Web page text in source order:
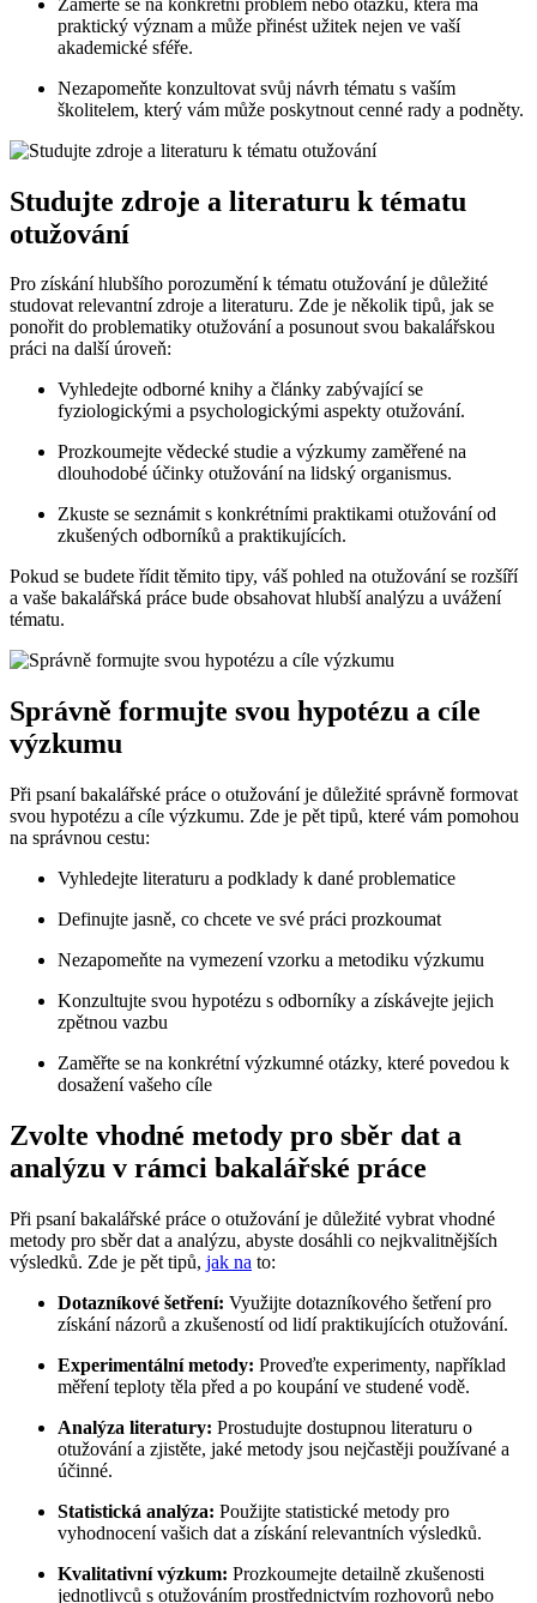
praktický význam a může přinést užitek nejen ve vaší
akademické sféře.
Nezapomeňte konzultovat svůj návrh tématu s vaším
školitelem, který vám může poskytnout cenné rady a podněty.
Studujte zdroje a literaturu k tématu
otužování
Pro získání hlubšího porozumění k tématu otužování je důležité
studovat relevantní zdroje a literaturu. Zde je několik tipů, jak se
ponořit do problematiky otužování a posunout svou bakalářskou
práci na další úroveň:
Vyhledejte odborné knihy a články zabývající se
fyziologickými a psychologickými aspekty otužování.
Prozkoumejte vědecké studie a výzkumy zaměřené na
dlouhodobé účinky otužování na lidský organismus.
Zkuste se seznámit s konkrétními praktikami otužování od
zkušených odborníků a praktikujících.
Pokud se budete řídit těmito tipy, váš pohled na otužování se rozšíří
a vaše bakalářská práce bude obsahovat hlubší analýzu a uvážení
tématu.
Správně formujte svou hypotézu a cíle
výzkumu
Při psaní bakalářské práce o otužování je důležité správně formovat
svou hypotézu a cíle výzkumu. Zde je pět tipů, které vám pomohou
na správnou cestu:
Vyhledejte literaturu a podklady k dané problematice
Definujte jasně, co chcete ve své práci prozkoumat
Nezapomeňte na vymezení vzorku a metodiku výzkumu
Konzultujte svou hypotézu s odborníky a získávejte jejich
zpětnou vazbu
Zaměřte se na konkrétní výzkumné otázky, které povedou k
dosažení vašeho cíle
Zvolte vhodné metody pro sběr dat a
analýzu v rámci bakalářské práce
Při psaní bakalářské práce o otužování je důležité vybrat vhodné
metody pro sběr dat a analýzu, abyste dosáhli co nejkvalitnějších
výsledků. Zde je pět tipů, jak na to:
Dotazníkové šetření: Využijte dotazníkového šetření pro
získání názorů a zkušeností od lidí praktikujících otužování.
Experimentální metody: Proveďte experimenty, například
měření teploty těla před a po koupání ve studené vodě.
Analýza literatury: Prostudujte dostupnou literaturu o
otužování a zjistěte, jaké metody jsou nejčastěji používané a
účinné.
Statistická analýza: Použijte statistické metody pro
vyhodnocení vašich dat a získání relevantních výsledků.
Kvalitativní výzkum: Prozkoumejte detailně zkušenosti
jednotlivců s otužováním prostřednictvím rozhovorů nebo